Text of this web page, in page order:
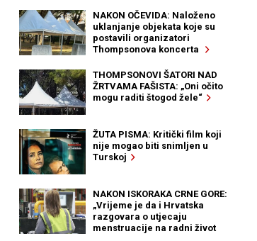
NAKON OČEVIDA: Naloženo
uklanjanje objekata koje su
postavili organizatori
Thompsonova koncerta
THOMPSONOVI ŠATORI NAD
ŽRTVAMA FAŠISTA: „Oni očito
mogu raditi štogod žele“
ŽUTA PISMA: Kritički film koji
nije mogao biti snimljen u
Turskoj
NAKON ISKORAKA CRNE GORE:
„Vrijeme je da i Hrvatska
razgovara o utjecaju
menstruacije na radni život